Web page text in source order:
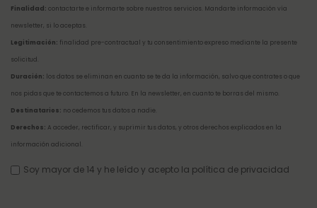
Finalidad: contactarte e informarte sobre nuestros servicios. Mandarte información vía
newsletter, si lo aceptas.
Legitimación: finalidad pre-contractual y tu consentimiento expreso mediante la presente
solicitud.
Duración: los datos se eliminan en cuanto se te da la información, salvo que contrates o que
nos pidas que te contactemos a futuro. En la newsletter, en cuanto te borras del mismo.
Destinatarios: no cedemos tus datos a nadie.
Derechos: A acceder, rectificar, y suprimir tus datos, y otros derechos explicados en la
información adicional
Soy mayor de 14 y he leído y acepto la política de privacidad